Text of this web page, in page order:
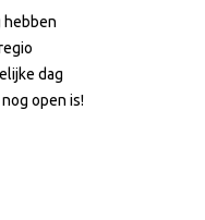
hebben
dag
open is!